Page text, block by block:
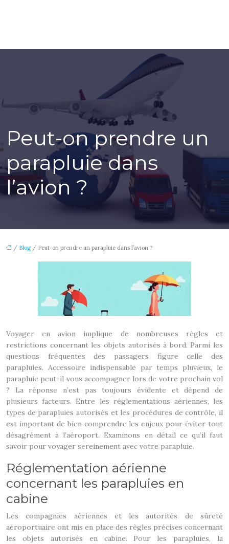
Peut-on prendre un
parapluie dans
l’avion ?
/ Blog/ Peut-on prendre un parapluie dans l’avion ?
Voyager en avion implique de nombreuses règles et
restrictions concernant les objets autorisés à bord. Parmi les
questions fréquentes des passagers figure celle des
parapluies. Accessoire indispensable par temps pluvieux, le
parapluie peut-il vous accompagner lors de votre prochain vol
? La réponse n’est pas toujours évidente et dépend de
plusieurs facteurs. Entre les réglementations aériennes, les
types de parapluies autorisés et les procédures de contrôle, il
est important de bien comprendre les enjeux pour éviter tout
désagrément à l’aéroport. Examinons en détail ce qu’il faut
savoir pour voyager sereinement avec votre parapluie.
Réglementation aérienne
concernant les parapluies en
cabine
Les compagnies aériennes et les autorités de sûreté
aéroportuaire ont mis en place des règles précises concernant
les objets autorisés en cabine. Pour les parapluies, la